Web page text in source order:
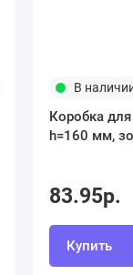
В
Коробка
h=160 мм,
83.95р.
Купить